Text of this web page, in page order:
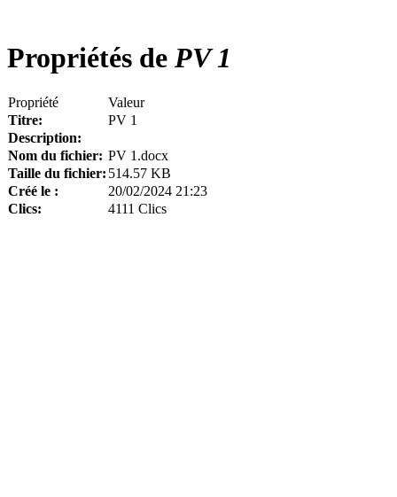
Propriétés de PV 1
Propriété
Valeur
Titre:
PV 1
Description:
Nom du fichier: PV 1.docx
Taille du fichier: 514.57 KB
Créé le :
20/02/2024 21:23
Clics:
4111 Clics